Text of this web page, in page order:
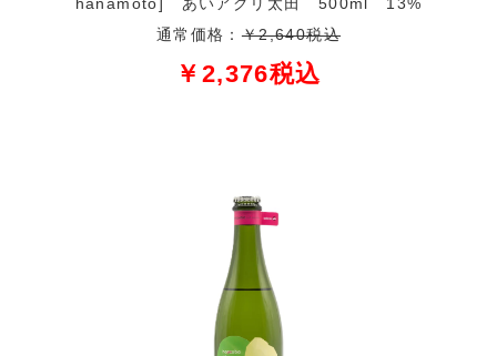
通常価格： ￥2,640税込
￥2,376税込